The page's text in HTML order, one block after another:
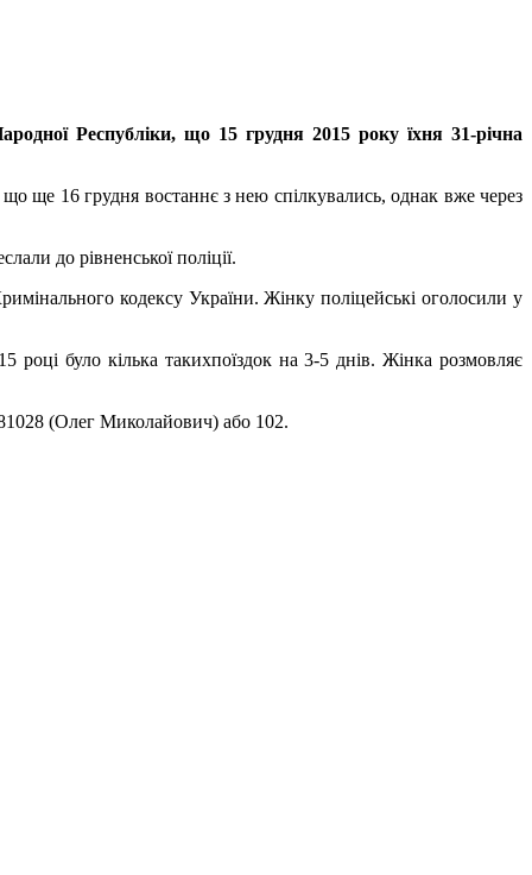
Республіки, що 15 грудня 2015 року їхня 31-річна
ще 16 грудня востаннє з нею спілкувались, однак вже через
до рівненської поліції.
кодексу України. Жінку поліцейські оголосили у
році було кілька такихпоїздок на 3-5 днів. Жінка розмовляє
(Олег Миколайович) або 102.